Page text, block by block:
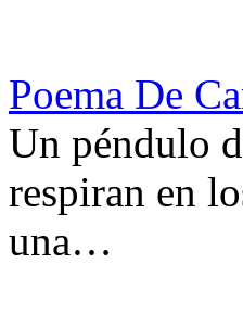
Poema De
Un péndulo
respiran en
una…